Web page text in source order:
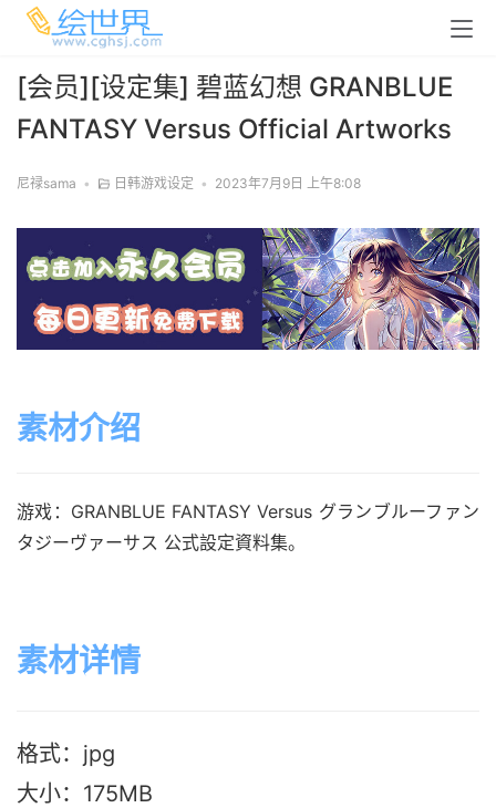
[会员][设定集] 碧蓝幻想 GRANBLUE
FANTASY Versus Official Artworks
尼禄sama • 日韩游戏设定 • 2023年7月9日 上午8:08
素材介绍
游戏：GRANBLUE FANTASY Versus グランブルーファン
タジーヴァーサス 公式設定資料集。
素材详情
格式：jpg
大小：175MB